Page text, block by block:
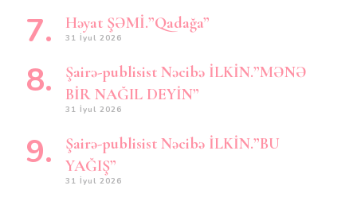
Həyat ŞƏMİ.”Qadağa”
31 İyul 2026
Şairə-publisist Nəcibə İLKİN.”MƏNƏ
BİR NAĞIL DEYİN”
31 İyul 2026
Şairə-publisist Nəcibə İLKİN.”BU
YAĞIŞ”
31 İyul 2026